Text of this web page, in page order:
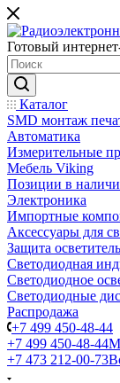
Готовый
Каталог
SMD монтаж
Автоматика
Измерительные
Мебель Viking
Позиции в
Электроника
Импортные
Аксессуары для
Защита
Светодиодная
Светодиодное
Светодиодные
Распродажа
+7 499 450-48-44
+7 499 450-48-44
+7 473 212-00-73